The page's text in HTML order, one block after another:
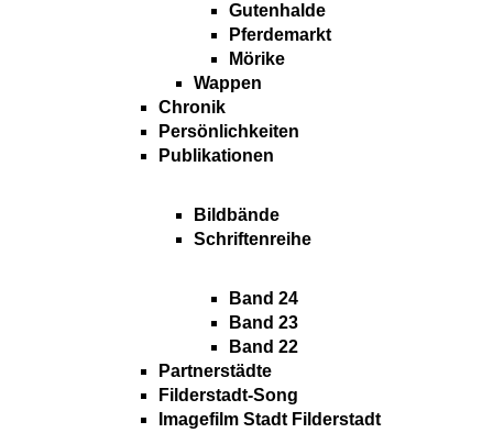
Gutenhalde
Pferdemarkt
Mörike
Wappen
Chronik
Persönlichkeiten
Publikationen
Bildbände
Schriftenreihe
Band 24
Band 23
Band 22
Partnerstädte
Filderstadt-Song
Imagefilm Stadt Filderstadt